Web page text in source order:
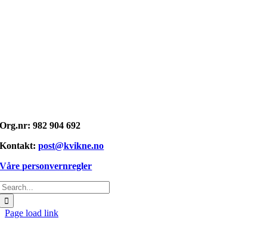
Org.nr: 982 904 692
Kontakt:post@kvikne.no
Våre personvernregler
Page load link